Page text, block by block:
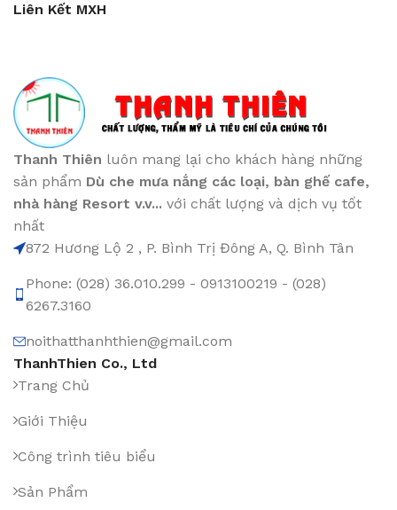
Liên Kết MXH
Thanh Thiên luôn mang lại cho khách hàng những
sản phẩm Dù che mưa nắng các loại, bàn ghế cafe,
nhà hàng Resort v.v... với chất lượng và dịch vụ tốt
nhất
872 Hương Lộ 2 , P. Bình Trị Đông A, Q. Bình Tân
Phone: (028) 36.010.299 - 0913100219 - (028)
6267.3160
noithatthanhthien@gmail.com
ThanhThien Co., Ltd
Trang Chủ
Giới Thiệu
Công trình tiêu biểu
Sản Phẩm